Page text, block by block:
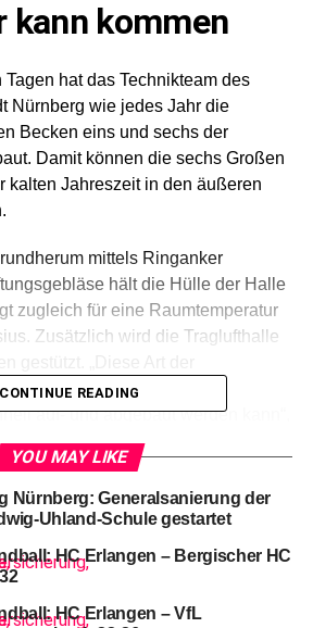
kann kommen
hat das Technikteam des
Nürnberg wie jedes Jahr die
Becken eins und sechs der
Damit können die sechs Großen
kalten Jahreszeit in den äußeren
mittels Ringanker
hält die Hülle der Halle
zugleich für eine Raumtemperatur
Zusätzlich wird die Traglufthalle
sich dadurch aus, dass sie
auf- und abgebaut werden kann“,
Leiter des Tiergartens Nürnberg,
Regel steht die Traglufthalle von
der Delfinlagune.
dauerhaft unter minus 5 Grad
im Inneren und in den Becken
der Traglufthalle liegen“, sagt
CONTINUE READING
YOU MAY LIKE
Nürnberg: Generalsanierung der
Uhland-Schule gestartet
HC Erlangen – Bergischer HC
HC Erlangen – VfL